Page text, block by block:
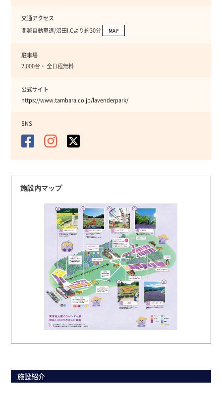
交通アクセス
関越自動車道/沼田I.Cより約30分
MAP
駐車場
2,000台・ 全日程無料
公式サイト
https://www.tambara.co.jp/lavenderpark/
SNS
施設内マップ
施設紹介